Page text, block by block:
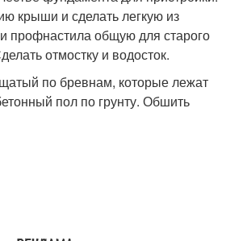
крыши и сделать легкую из
профнастила общую для старого
отмостку и водосток.
по бревнам, которые лежат
пол по грунту. Обшить